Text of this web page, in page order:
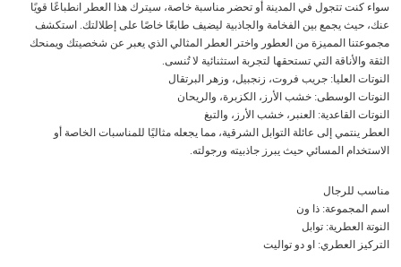
سواء كنت تتجول في المدينة أو تحضر مناسبة خاصة، سيترك هذا العطر انطباعًا قويًا
عنك، حيث يجمع بين الفخامة والجاذبية ليضيف طابعًا خاصًا على إطلالتك. استكشف
مجموعتنا المميزة من العطور واختر العطر المثالي الذي يعبر عن شخصيتك ويمنحك
الثقة والأناقة التي تستحقها لتجربة استثنائية لا تُنسى.
النوتات العليا: جريب فروت، زنجبيل، وزهر البرتقال
النوتات الوسطى: خشب الأرز، الكزبرة، والريحان
النوتات القاعدية: العنبر، خشب الأرز، والتبغ
العطر ينتمي إلى عائلة التوابل الشرقية، مما يجعله مثاليًا للمناسبات الخاصة أو
الاستخدام المسائي حيث يبرز جاذبيته ورجولته.
مناسب للرجال
اسم المجموعة: ذا ون
النوتة العطرية: توابل
التركيز العطري: او دو تواليت